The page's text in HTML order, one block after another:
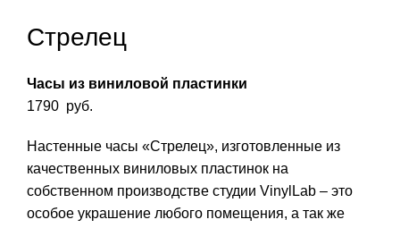
Стрелец
Часы из виниловой пластинки
1790 руб.
Настенные часы «Стрелец», изготовленные из
качественных виниловых пластинок на
собственном производстве студии VinylLab – это
особое украшение любого помещения, а так же